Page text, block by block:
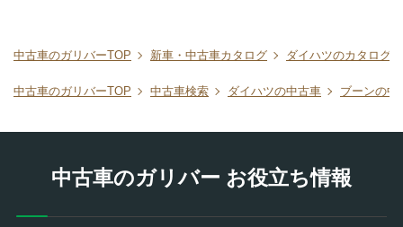
中古車のガリバーTOP 新車・中古車カタログ ダイハツのカタログ
中古車のガリバーTOP 中古車検索 ダイハツの中古車 ブーンの中
中古車のガリバー お役立ち情報